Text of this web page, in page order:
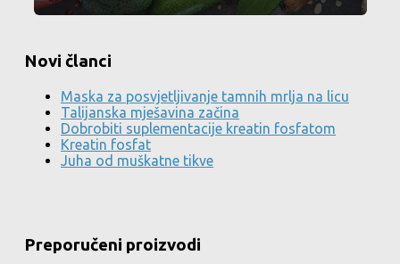
Novi članci
Maska za posvjetljivanje tamnih mrlja na licu
Talijanska mješavina začina
Dobrobiti suplementacije kreatin fosfatom
Kreatin fosfat
Juha od muškatne tikve
Preporučeni proizvodi